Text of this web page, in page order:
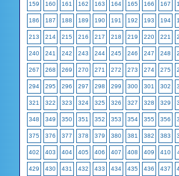
159 160 161 162 163 164 165 166 167
186 187 188 189 190 191 192 193 194
213 214 215 216 217 218 219 220 221
240 241 242 243 244 245 246 247 248
267 268 269 270 271 272 273 274 275
294 295 296 297 298 299 300 301 302
321 322 323 324 325 326 327 328 329
348 349 350 351 352 353 354 355 356
375 376 377 378 379 380 381 382 383
402 403 404 405 406 407 408 409 410
429 430 431 432 433 434 435 436 437